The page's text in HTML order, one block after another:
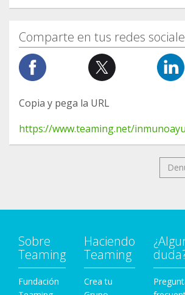
Comparte en tus redes
Copia y pega la URL
https://www.teaming.net/
Sobre
Teaming
Fundación
Haciendo
Teaming
Crea tu